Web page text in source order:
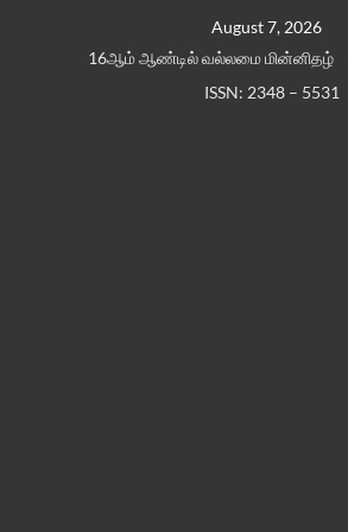
August 7, 2026
16ஆம் ஆண்டில் வல்லமை மின்னிதழ்
ISSN: 2348 – 5531